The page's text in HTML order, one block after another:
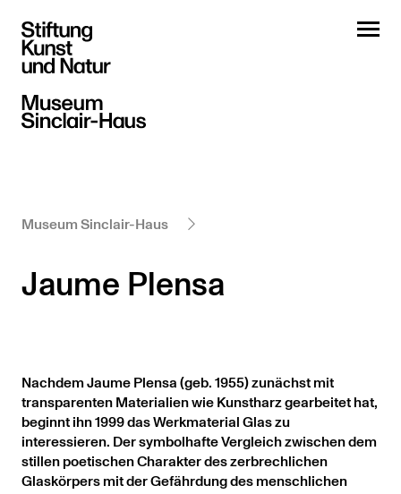
Museum Sinclair-Haus
Jaume Plensa
Nachdem Jaume Plensa (geb. 1955) zunächst mit
transparenten Materialien wie Kunstharz gearbeitet hat,
beginnt ihn 1999 das Werkmaterial Glas zu
interessieren. Der symbolhafte Vergleich zwischen dem
stillen poetischen Charakter des zerbrechlichen
Glaskörpers mit der Gefährdung des menschlichen